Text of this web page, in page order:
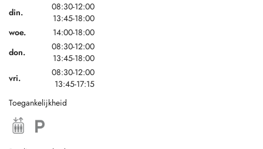
din.
08:30-12:00
13:45-18:00
woe.
14:00-18:00
don.
08:30-12:00
13:45-18:00
vri.
08:30-12:00
13:45-17:15
Toegankelijkheid